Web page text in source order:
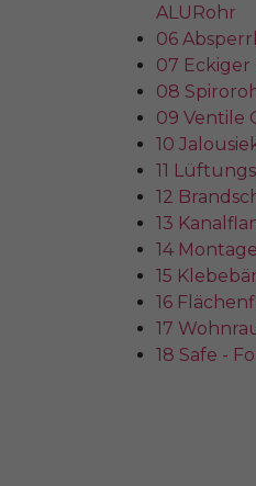
ALURohr
06
07 Eckiger
08
09 Ventile
10
11
12
13
14
15
16
17
18 Safe -